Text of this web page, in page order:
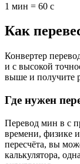
1 мин = 60 с
Как
Конвертер
и с высокой
выше и получите
Где нужен
Перевод мин в с
времени, физике
пересчёта, вы
калькулятора,